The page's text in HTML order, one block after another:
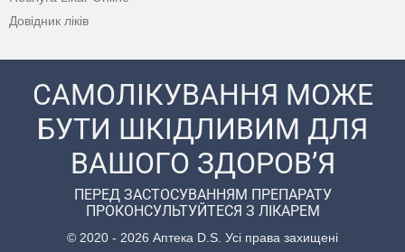
Довідник ліків
САМОЛІКУВАННЯ МОЖЕ
БУТИ ШКІДЛИВИМ ДЛЯ
ВАШОГО ЗДОРОВ’Я
ПЕРЕД ЗАСТОСУВАННЯМ ПРЕПАРАТУ
ПРОКОНСУЛЬТУЙТЕСЯ З ЛІКАРЕМ
© 2020 - 2026 Аптека D.S. Усі права захищені